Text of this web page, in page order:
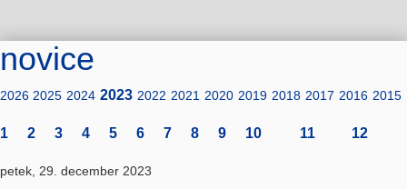
novice
2026 2025 2024 2023 2022 2021 2020 2019 2018 2017 2016 2015
1 2 3 4 5 6 7 8 9 10 11 12
petek, 29. december 2023